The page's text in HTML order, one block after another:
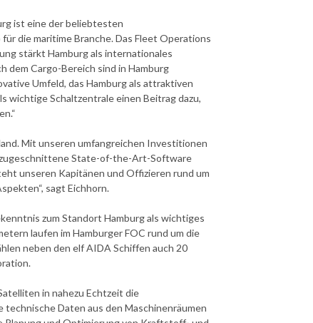
ist eine der beliebtesten
die maritime Branche. Das Fleet Operations
stärkt Hamburg als internationales
dem Cargo-Bereich sind in Hamburg
Umfeld, das Hamburg als attraktiven
wichtige Schaltzentrale einen Beitrag dazu,
Mit unseren umfangreichen Investitionen
zugeschnittene State-of-the-Art-Software
unseren Kapitänen und Offizieren rund um
sagt Eichhorn.
zum Standort Hamburg als wichtiges
laufen im Hamburger FOC rund um die
neben den elf AIDA Schiffen auch 20
in nahezu Echtzeit die
Daten aus den Maschinenräumen